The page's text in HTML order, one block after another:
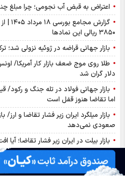
اعتراض به قبض آب نجومی؛ چرا مبلغ
۳۸۵۰ ریالی این نماد‌ها
بازار جهانی قراضه در ژوئیه نزولی شد؛
دلار گران شد
بازار جهانی فولاد در تله جنگ و
اما تقاضا هنوز قفل است
بازار میلگرد ایران زیر فشار تقاضا و ارز/
صعودی نمی‌دهد
بازار بیلت در ایران زیر فشار تقاضا؛
سنگ‌آهن
شد